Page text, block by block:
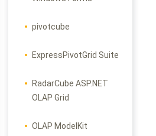
pivotcube
ExpressPivotGrid Suite
RadarCube ASP.NET
OLAP Grid
OLAP ModelKit